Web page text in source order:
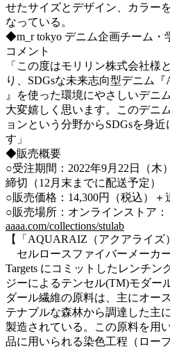
せたサイズとデザイン、カラー
なっている。
◆m_r tokyo デニム企画チーム・
コメント
「この度はモリリン株式会社様
り、SDGsな未来志向型デニム
』を使った環境にやさしいデニ
⼤変嬉しく思います。このデニ
ョンという分野からSDGsを⾝
す」
◆販売概要
○受注期間：2022年9⽉22⽇（⽊
締切（12⽉末までに配送予定）
○販売価格：14,300円（税込）＋
○販売場所：オンラインストア：
aaaa.com/collections/stulab
【「AQUARAIZ（アクアライズ
セルロースファイバーメーカー
Targets にコミットしたレンチン
ジーによるテンセル(TM)モダー
ダール繊維の原料は、主にオー
テナブルな森林から調達した主
製造されている。この原料を⽤
品に⽤いられる染⾊⼯程（ロー